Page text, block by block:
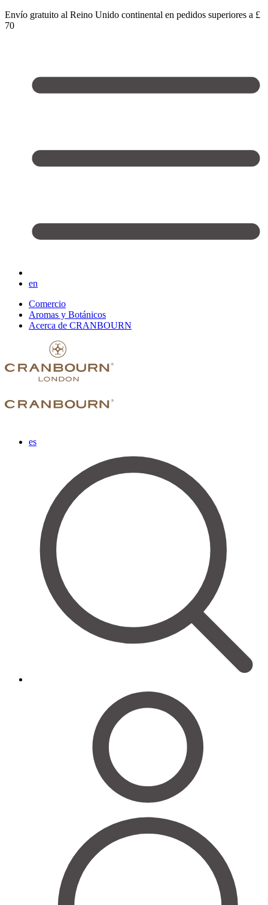
Envío gratuito al Reino Unido continental en pedidos superiores a £
70
en
Comercio
Aromas y Botánicos
Acerca de CRANBOURN
es